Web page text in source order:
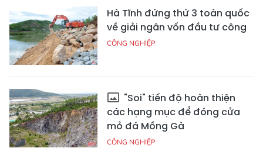
Hà Tĩnh đứng thứ 3 toàn quốc
về giải ngân vốn đầu tư công
CÔNG NGHIỆP
"Soi" tiến độ hoàn thiện
các hạng mục để đóng cửa
mỏ đá Mồng Gà
CÔNG NGHIỆP